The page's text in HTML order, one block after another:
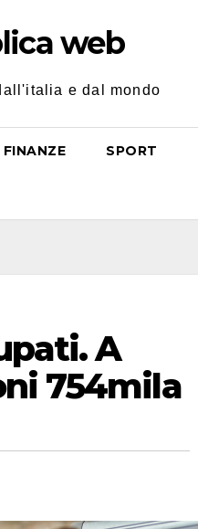
web
e dal mondo
FINANZE SPORT
A
754mila